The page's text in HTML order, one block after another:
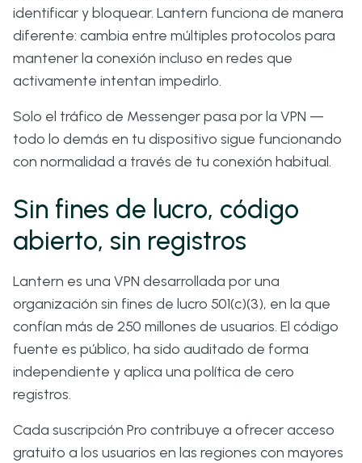
identificar y bloquear. Lantern funciona de manera
diferente: cambia entre múltiples protocolos para
mantener la conexión incluso en redes que
activamente intentan impedirlo.
Solo el tráfico de Messenger pasa por la VPN —
todo lo demás en tu dispositivo sigue funcionando
con normalidad a través de tu conexión habitual.
Sin fines de lucro, código
abierto, sin registros
Lantern es una VPN desarrollada por una
organización sin fines de lucro 501(c)(3), en la que
confían más de 250 millones de usuarios. El código
fuente es público, ha sido auditado de forma
independiente y aplica una política de cero
registros.
Cada suscripción Pro contribuye a ofrecer acceso
gratuito a los usuarios en las regiones con mayores